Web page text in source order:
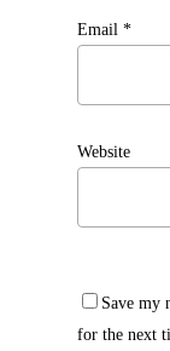
Email *
Website
Save my
for the next